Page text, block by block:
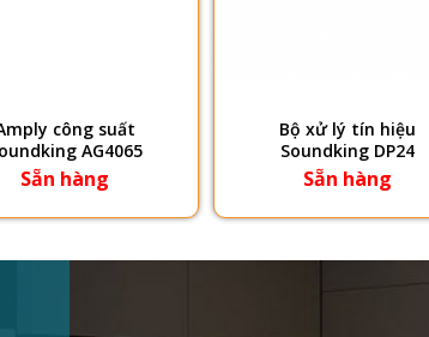
công suất
AG4065
Sẵn hàng
Bộ xử lý tín hiệu
Soundking DP24
Sẵn hàng